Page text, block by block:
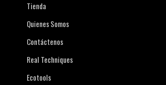
Tienda
Quienes Somos
Contáctenos
Real Techniques
Ecotools